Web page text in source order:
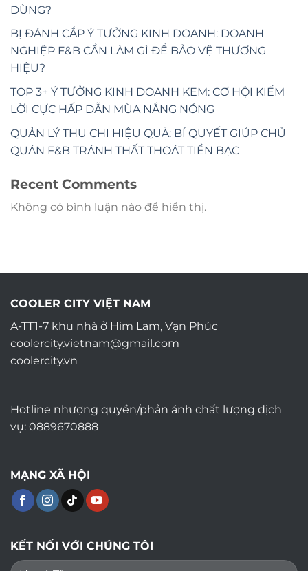
DÙNG?
BỊ ĐÁNH CẮP Ý TƯỞNG KINH DOANH: DOANH
NGHIỆP F&B CẦN LÀM GÌ ĐỂ BẢO VỆ THƯƠNG
HIỆU?
TOP 3+ Ý TƯỞNG KINH DOANH KEM: CƠ HỘI KIẾM
LỜI CỰC HẤP DẪN MÙA NẮNG NÓNG
QUẢN LÝ THU CHI HIỆU QUẢ: BÍ QUYẾT GIÚP CHỦ
QUÁN F&B TRÁNH THẤT THOÁT TIỀN BẠC
Recent Comments
Không có bình luận nào để hiển thị.
COOLER CITY VIỆT NAM
A-TT1-7 khu nhà ở Him Lam, Vạn Phúc
coolercity.vietnam@gmail.com
coolercity.vn
Hotline nhượng quyền/phản ánh chất lượng dịch
vụ: 0889670888
MẠNG XÃ HỘI
KẾT NỐI VỚI CHÚNG TÔI